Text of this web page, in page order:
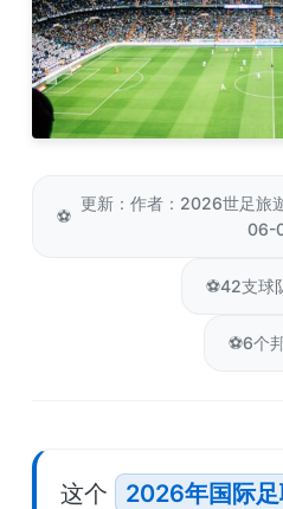
⚽
更新：作者：2026世足
06-
⚽42支球
⚽6个
这个
2026年国际